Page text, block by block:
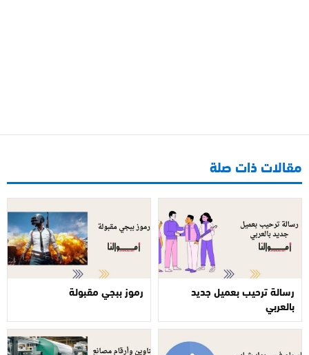
مقالات ذات صلة
رسالة ترحيب بعميل جديد
بالعربي
رموز ببجي مقبولة